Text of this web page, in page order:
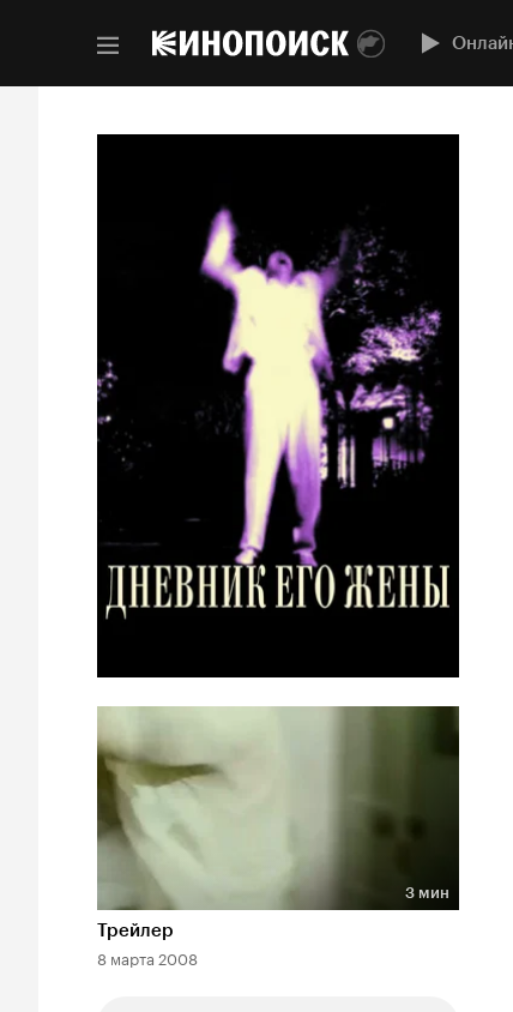
Длительность 3 мин
3 мин
Трейлер
8 марта 2008